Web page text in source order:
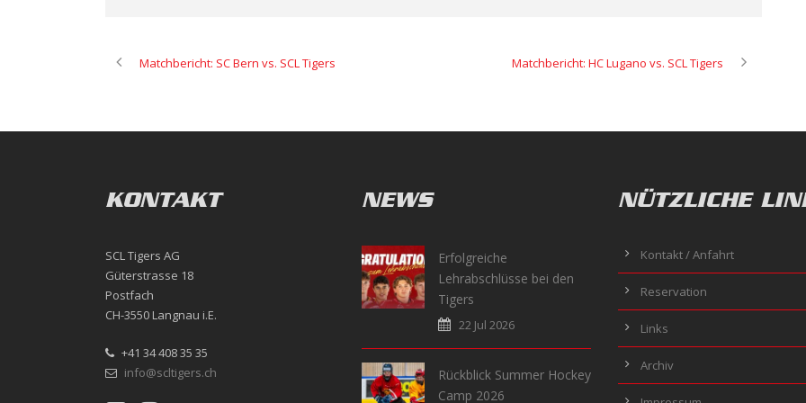
Matchbericht: SC Bern vs. SCL Tigers Matchbericht: HC Lugano vs. SCL Tigers
KONTAKT
SCL Tigers AG
Güterstrasse 18
Postfach
CH-3550 Langnau i.E.
+41 34 408 35 35
info@scltigers.ch
NEWS
Erfolgreiche
Lehrabschlüsse bei den
Tigers
22 Jul 2026
Rückblick Summer Hockey
Camp 2026
NÜTZLICHE
Kontakt / Anfahrt
Reservation
Links
Archiv